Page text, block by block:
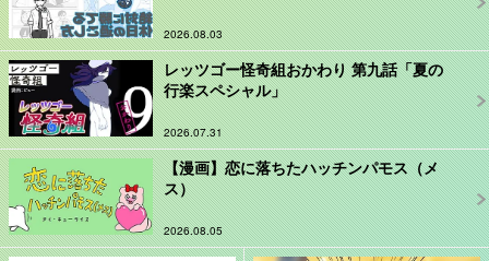
2026.08.03
レッツゴー怪奇組おかわり 第九話「夏の
行楽スペシャル」
2026.07.31
【漫画】恋に落ちたハッチンパモス（メ
ス）
2026.08.05